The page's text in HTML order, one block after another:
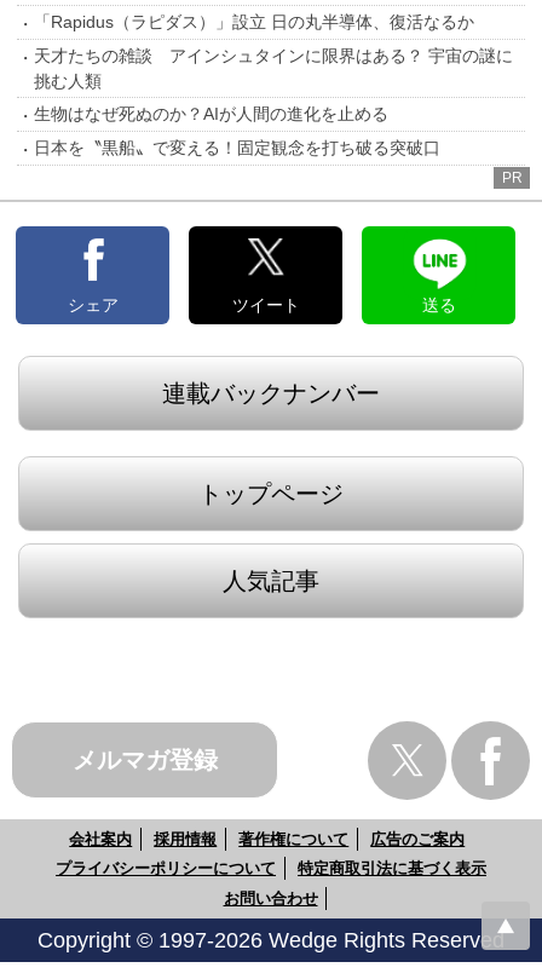
「Rapidus（ラピダス）」設立 日の丸半導体、復活なるか
天才たちの雑談 アインシュタインに限界はある？ 宇宙の謎に
挑む人類
生物はなぜ死ぬのか？AIが人間の進化を止める
日本を〝黒船〟で変える！固定観念を打ち破る突破口
PR
シェア ツイート 送る
連載バックナンバー
トップページ
人気記事
メルマガ登録
会社案内 採用情報 著作権について
広告のご案内
プライバシーポリシーについて
特定商取引法に基づく表示
お問い合わせ
Copyright © 1997-2026 Wedge Rights Reserved